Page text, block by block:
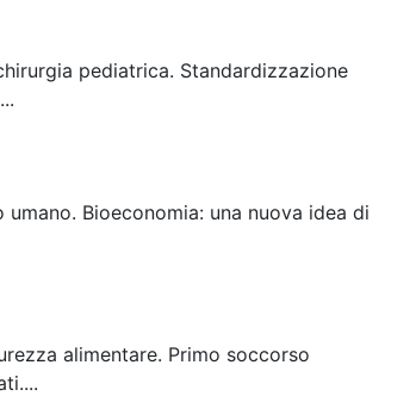
pediatrica. Standardizzazione
Bioeconomia: una nuova idea di
alimentare. Primo soccorso